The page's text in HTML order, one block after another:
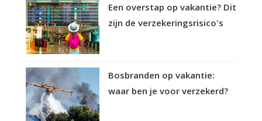
Een overstap op vakantie? Dit
zijn de verzekeringsrisico's
Bosbranden op vakantie:
waar ben je voor verzekerd?